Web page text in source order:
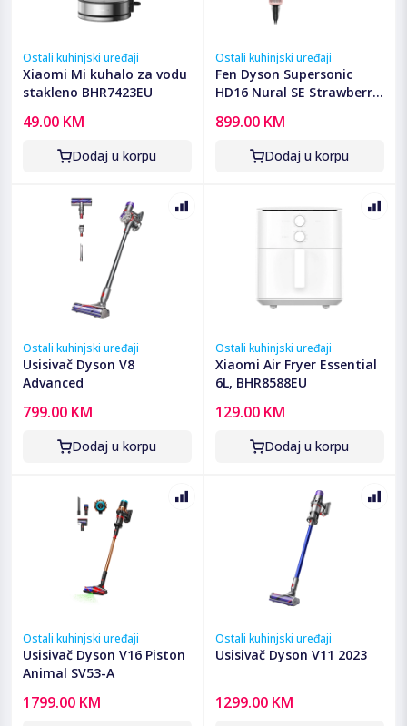
Ostali kuhinjski uređaji
Xiaomi Mi kuhalo za vodu
stakleno BHR7423EU
49.00 KM
Dodaj u korpu
Ostali kuhinjski uređaji
Fen Dyson Supersonic
HD16 Nural SE Strawberry
899.00 KM
Dodaj u korpu
Ostali kuhinjski uređaji
Usisivač Dyson V8
Advanced
799.00 KM
Dodaj u korpu
Ostali kuhinjski uređaji
Xiaomi Air Fryer Essential
6L, BHR8588EU
129.00 KM
Dodaj u korpu
Ostali kuhinjski uređaji
Usisivač Dyson V16 Piston
Animal SV53-A
1799.00 KM
Ostali kuhinjski uređaji
Usisivač Dyson V11 2023
1299.00 KM